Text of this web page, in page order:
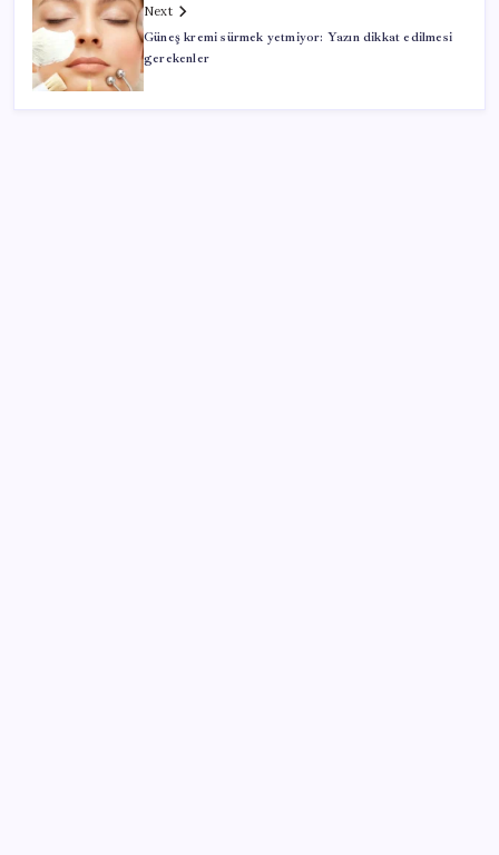
Next
Güneş kremi sürmek yetmiyor: Yazın dikkat edilmesi
gerekenler